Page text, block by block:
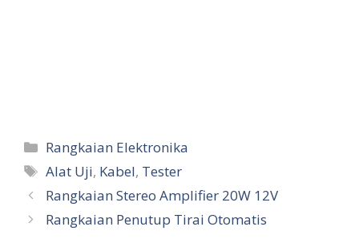
Categories
Rangkaian Elektronika
Tags
Alat Uji, Kabel, Tester
Rangkaian Stereo Amplifier 20W 12V
Rangkaian Penutup Tirai Otomatis